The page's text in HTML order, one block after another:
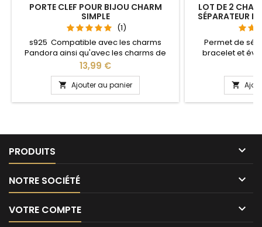
PORTE CLEF POUR BIJOU CHARM
SIMPLE
(1)
s925 Compatible avec les charms
Pandora ainsi qu'avec les charms de
notre site idéal pour : Noël, Saint Valentin,
anniversaire, anniversaire de mariage
L'ouverture pour les charms se fait au
niveau de la boule
Prix
13,99 €
 Ajouter au panier
LOT DE 2
SÉPARATEUR
Permet de
bracelet et
Gnoce et les
site idéal pour
anniversaire,

PRODUITS 
NOTRE SOCIÉTÉ 
VOTRE COMPTE 